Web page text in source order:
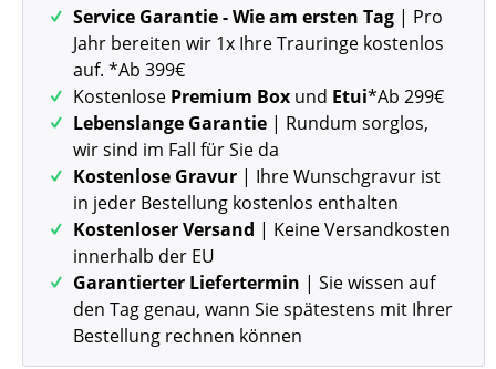
Service Garantie - Wie am ersten Tag | Pro
Jahr bereiten wir 1x Ihre Trauringe kostenlos
auf. *Ab 399€
Kostenlose Premium Box und Etui*Ab 299€
Lebenslange Garantie | Rundum sorglos,
wir sind im Fall für Sie da
Kostenlose Gravur | Ihre Wunschgravur ist
in jeder Bestellung kostenlos enthalten
Kostenloser Versand | Keine Versandkosten
innerhalb der EU
Garantierter Liefertermin | Sie wissen auf
den Tag genau, wann Sie spätestens mit Ihrer
Bestellung rechnen können